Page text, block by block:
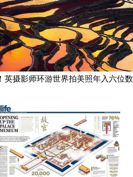
英摄影师环游世界拍美照年入六位数